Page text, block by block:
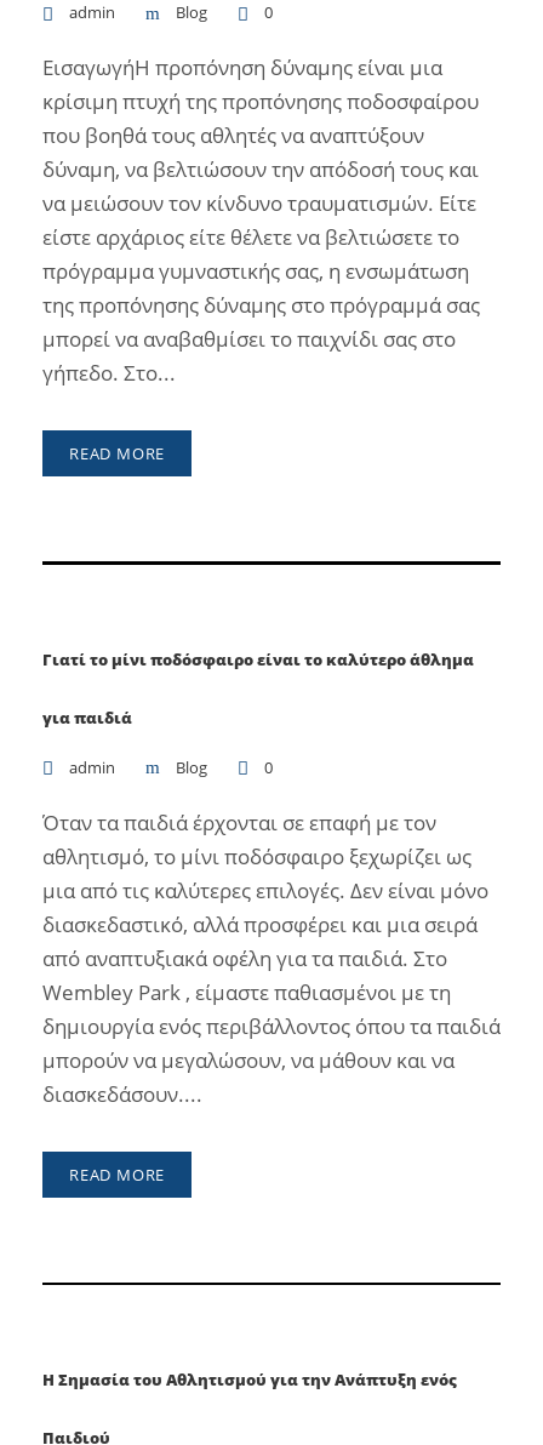
admin Blog 0
ΕισαγωγήΗ προπόνηση δύναμης είναι μια
κρίσιμη πτυχή της προπόνησης ποδοσφαίρου
που βοηθά τους αθλητές να αναπτύξουν
δύναμη, να βελτιώσουν την απόδοσή τους και
να μειώσουν τον κίνδυνο τραυματισμών. Είτε
είστε αρχάριος είτε θέλετε να βελτιώσετε το
πρόγραμμα γυμναστικής σας, η ενσωμάτωση
της προπόνησης δύναμης στο πρόγραμμά σας
μπορεί να αναβαθμίσει το παιχνίδι σας στο
γήπεδο. Στο...
READ MORE
Γιατί το μίνι ποδόσφαιρο είναι το καλύτερο άθλημα
για παιδιά
admin Blog 0
Όταν τα παιδιά έρχονται σε επαφή με τον
αθλητισμό, το μίνι ποδόσφαιρο ξεχωρίζει ως
μια από τις καλύτερες επιλογές. Δεν είναι μόνο
διασκεδαστικό, αλλά προσφέρει και μια σειρά
από αναπτυξιακά οφέλη για τα παιδιά. Στο
Wembley Park , είμαστε παθιασμένοι με τη
δημιουργία ενός περιβάλλοντος όπου τα παιδιά
μπορούν να μεγαλώσουν, να μάθουν και να
διασκεδάσουν....
READ MORE
Η Σημασία του Αθλητισμού για την Ανάπτυξη ενός
Παιδιού